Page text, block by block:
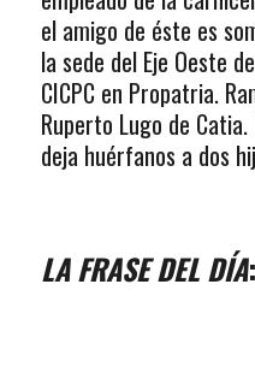
el amigo de éste es
la sede del Eje Oeste
CICPC en Propatria.
Ruperto Lugo de
deja huérfanos a dos
LA FRASE DEL DÍA: